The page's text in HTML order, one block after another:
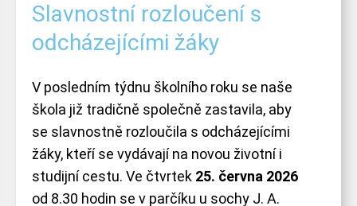
SKIP TO
Slavnostní rozloučení s
odcházejícími žáky
V posledním týdnu školního roku se naše
škola již tradičně společně zastavila, aby
se slavnostně rozloučila s odcházejícími
žáky, kteří se vydávají na novou životní i
studijní cestu. Ve čtvrtek 25. června 2026
od 8.30 hodin se v parčíku u sochy J. A.